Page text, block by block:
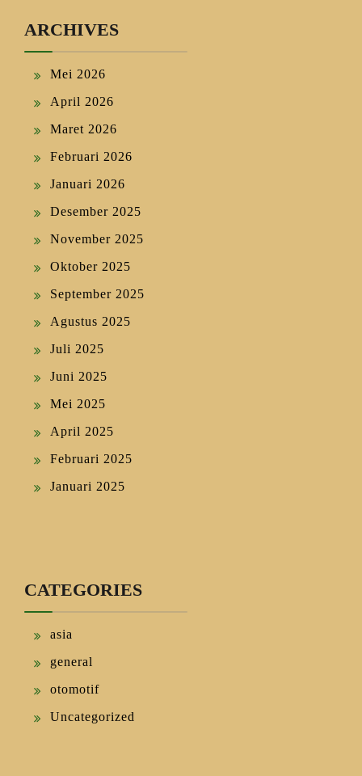
ARCHIVES
Mei 2026
April 2026
Maret 2026
Februari 2026
Januari 2026
Desember 2025
November 2025
Oktober 2025
September 2025
Agustus 2025
Juli 2025
Juni 2025
Mei 2025
April 2025
Februari 2025
Januari 2025
CATEGORIES
asia
general
otomotif
Uncategorized